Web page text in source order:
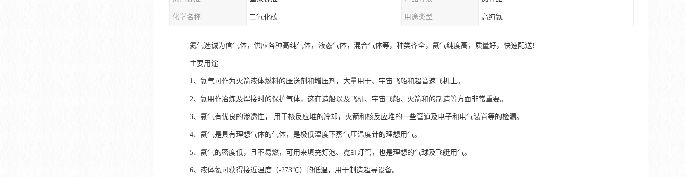
化学名称 二氧化碳 用途类型 高纯氦
氦气选诚为信气体，供应各种高纯气体，液态气体，混合气体等，种类齐全，氦气纯度高，质量好，快速配送!
主要用途
1、氦气可作为火箭液体燃料的压送剂和增压剂，大量用于、宇宙飞船和超音速飞机上。
2、氦用作冶炼及焊接时的保护气体，这在造船以及飞机、宇宙飞船、火箭和的制造等方面非常重要。
3、氦气有优良的渗透性， 用于核反应堆的冷却，火箭和核反应堆的一些管道及电子和电气装置等的检漏。
4、氦气是具有理想气体的气体，是极低温度下蒸气压温度计的理想用气。
5、氦气的密度低，且不易燃，可用来填充灯泡、霓虹灯管，也是理想的气球及飞艇用气。
6、液体氦可获得接近温度（-273℃）的低温，用于制造超导设备。